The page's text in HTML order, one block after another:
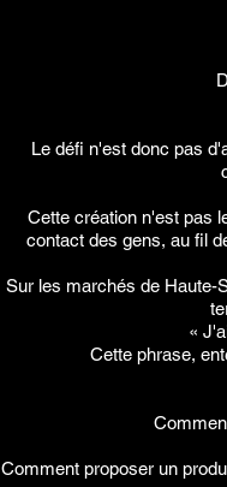
Le défi n'est donc pas
Cette création n'est pas
contact des gens, au fil
Sur les marchés de Haute-
«
Cette phrase,
Comment proposer un